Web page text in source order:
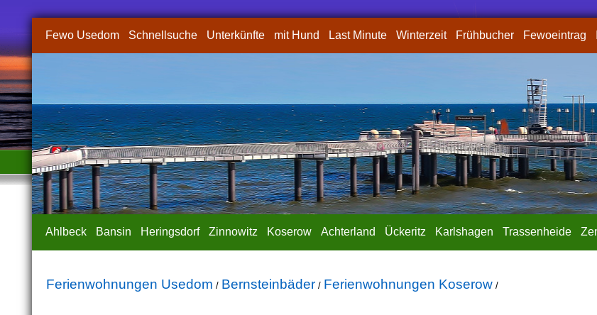
Fewo Usedom Schnellsuche Unterkünfte mit Hund Last Minute Winterzeit Frühbucher Fewoeintrag
Ahlbeck Bansin Heringsdorf Zinnowitz Koserow Achterland Ückeritz Karlshagen Trassenheide
Ferienwohnungen Usedom / Bernsteinbäder/ Ferienwohnungen Koserow/